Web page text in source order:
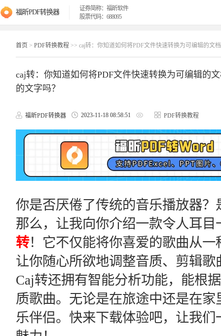
福昕PDF转换器
证券简称：福昕软件
股票代码：688095
首页 > PDF转换教程 >> caj转：你知道如何将PDF文件快速转换为可编辑的文
caj转：你知道如何将PDF文件快速转换为可编辑的
的文字吗？
福昕PDF转换器 2023-11-18 08:58:51 PDF转换教程
你是否厌倦了传统的音乐播放器
那么，让我向你介绍一款令人耳
转！它不仅能将你喜爱的歌曲从
让你随心所欲地调整音质、剪辑
Caj转还拥有智能分析功能，能根
质歌曲。无论是在旅途中还是在
乐伴侣。快来下载体验吧，让我